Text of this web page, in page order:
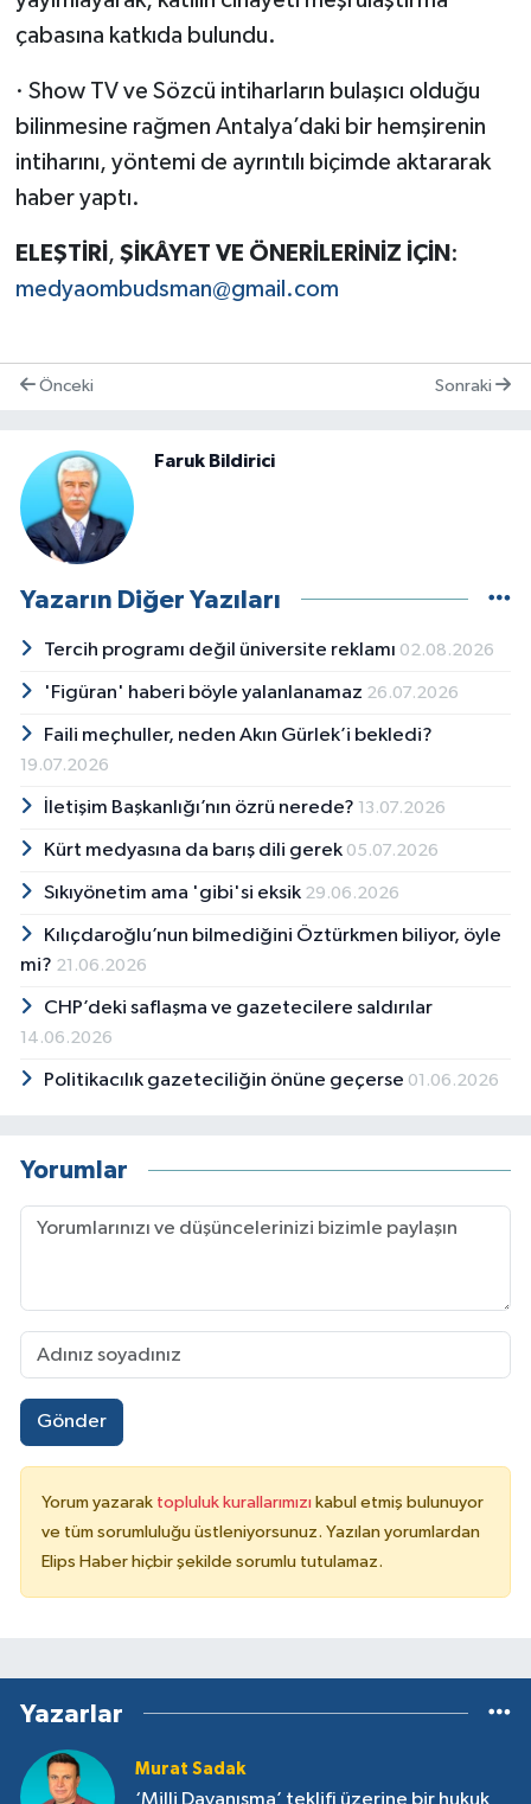
çabasına katkıda bulundu.
· Show TV ve Sözcü intiharların bulaşıcı olduğu
bilinmesine rağmen Antalya’daki bir hemşirenin
intiharını, yöntemi de ayrıntılı biçimde aktararak
haber yaptı.
ELEŞTİRİ , ŞİKÂYET VE ÖNERİLERİNİZ İÇİN :
medyaombudsman@gmail.com
Önceki Sonraki
Faruk Bildirici
Yazarın Diğer Yazıları
Tercih programı değil üniversite reklamı 02.08.2026
'Figüran' haberi böyle yalanlanamaz 26.07.2026
Faili meçhuller, neden Akın Gürlek’i bekledi?
19.07.2026
İletişim Başkanlığı’nın özrü nerede? 13.07.2026
Kürt medyasına da barış dili gerek 05.07.2026
Sıkıyönetim ama 'gibi'si eksik 29.06.2026
Kılıçdaroğlu’nun bilmediğini Öztürkmen biliyor, öyle
mi? 21.06.2026
CHP’deki saflaşma ve gazetecilere saldırılar
14.06.2026
Politikacılık gazeteciliğin önüne geçerse 01.06.2026
Yorumlar
Gönder
Yorum yazarak topluluk kurallarımızı kabul etmiş bulunuyor
ve tüm sorumluluğu üstleniyorsunuz. Yazılan yorumlardan
Elips Haber hiçbir şekilde sorumlu tutulamaz.
Yazarlar
Murat Sadak
‘Milli Dayanışma’ teklifi üzerine bir hukuk